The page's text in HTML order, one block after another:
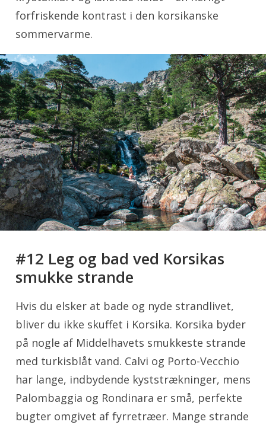
forfriskende kontrast i den korsikanske
sommervarme.
#12 Leg og bad ved Korsikas
smukke strande
Hvis du elsker at bade og nyde strandlivet,
bliver du ikke skuffet i Korsika. Korsika byder
på nogle af Middelhavets smukkeste strande
med turkisblåt vand. Calvi og Porto-Vecchio
har lange, indbydende kyststrækninger, mens
Palombaggia og Rondinara er små, perfekte
bugter omgivet af fyrretræer. Mange strande